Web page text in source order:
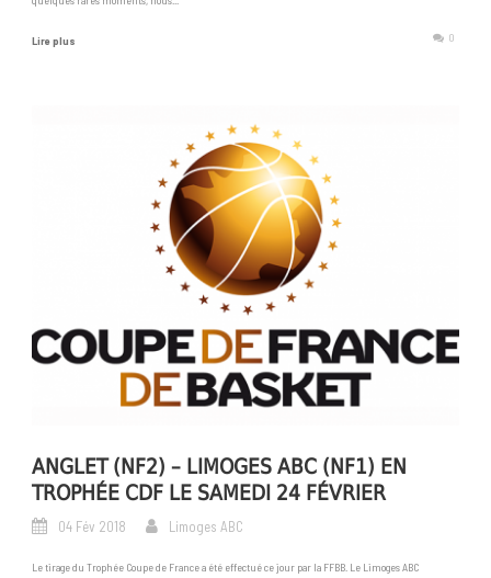
Lire plus 0
ANGLET (NF2) – LIMOGES ABC (NF1) EN
TROPHÉE CDF LE SAMEDI 24 FÉVRIER
04 Fév 2018 Limoges ABC
Le tirage du Trophée Coupe de France a été effectué ce jour par la FFBB. Le Limoges ABC